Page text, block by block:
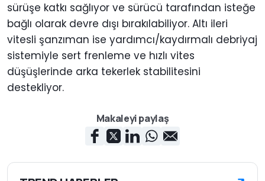
sürüşe katkı sağlıyor ve sürücü tarafından isteğe
bağlı olarak devre dışı bırakılabiliyor. Altı ileri
vitesli şanzıman ise yardımcı/kaydırmalı debriyaj
sistemiyle sert frenleme ve hızlı vites
düşüşlerinde arka tekerlek stabilitesini
destekliyor.
Makaleyi paylaş